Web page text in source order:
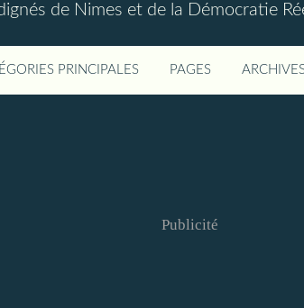
de Nimes et de la Démocratie
PRINCIPALES PAGES
Publicité